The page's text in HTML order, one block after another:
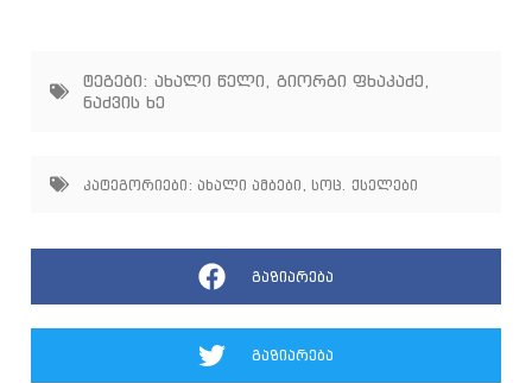
ტეგები: ახალი წელი, გიორგი ფხაკაძე,
ნაძვის ხე
კატეგორიები: ახალი ამბები სოც. ქსელები
გაზიარება
გაზიარება